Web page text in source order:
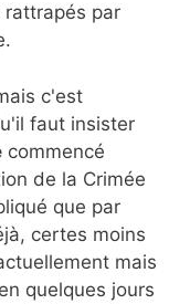
rattrapés par
c'est
faut insister
commencé
de la Crimée
que par
certes moins
mais
quelques jours